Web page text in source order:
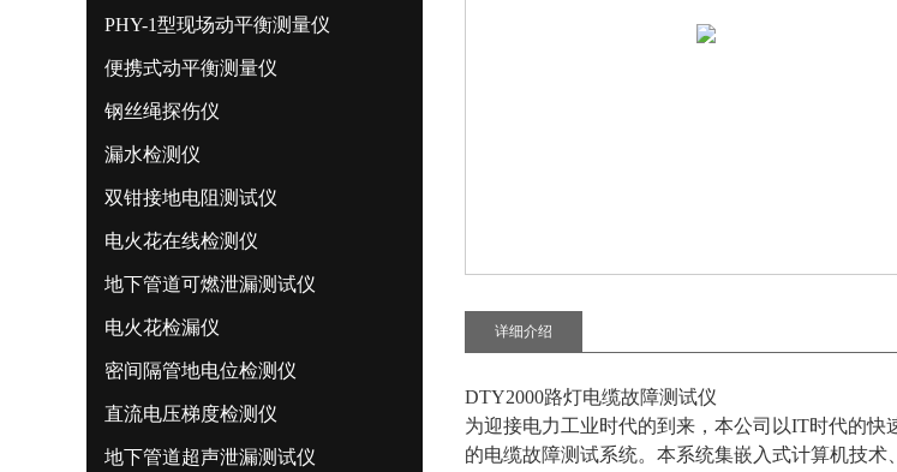
PHY-1型现场动平衡测量仪
便携式动平衡测量仪
钢丝绳探伤仪
漏水检测仪
双钳接地电阻测试仪
电火花在线检测仪
地下管道可燃泄漏测试仪
电火花检漏仪
密间隔管地电位检测仪
直流电压梯度检测仪
地下管道超声泄漏测试仪
详细介绍
DTY2000路灯电缆故障测试仪
为迎接电力工业时代的到来，本公司以IT时代的
的电缆故障测试系统。本系统集嵌入式计算机技